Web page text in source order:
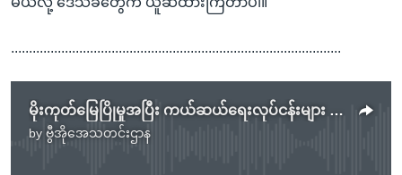
............................................................................................
မိုးကုတ်မြေပြိုမှုအပြီး ကယ်ဆယ်ရေးလုပ်ငန်းများ လုပ်ဆောင်နေစဉ် ( ဓာတ်ပုံ - VOA )
by ဗွီအိုအေသတင်းဌာန
No media source currently available